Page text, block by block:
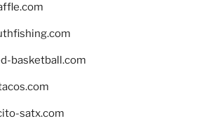
basketball.com
satx.com